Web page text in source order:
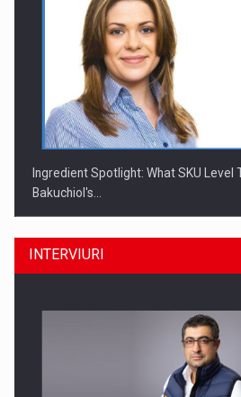
Ingredient Spotlight: What SKU Level
Bakuchiol's…
INTERVIURI